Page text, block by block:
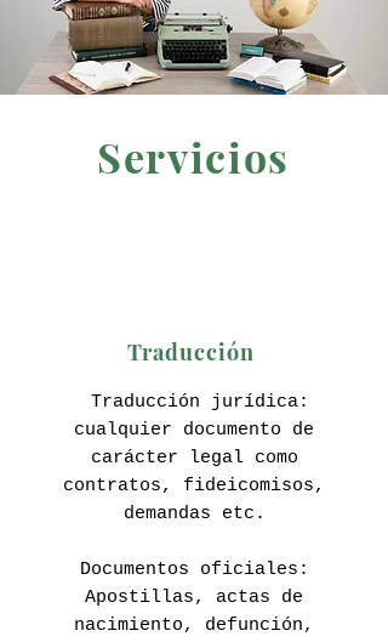
Servicios
Traducción
Traducción jurídica:
cualquier documento de
carácter legal como
contratos, fideicomisos,
demandas etc.
Documentos oficiales:
Apostillas, actas de
nacimiento, defunción,